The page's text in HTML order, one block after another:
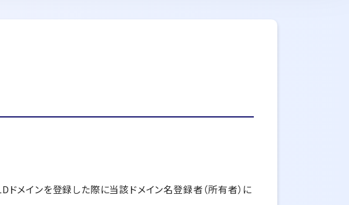
ドメインを登録した際に当該ドメイン名登録者（所有者）に